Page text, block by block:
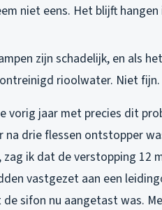
niet eens. Het blijft
zijn schadelijk, en als
rioolwater. Niet fijn.
vorig jaar met precies dit
na drie flessen ontstopper
ik dat de verstopping 12
vastgezet aan een
sifon nu aangetast was.